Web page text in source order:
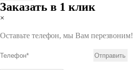
Заказать в 1 клик
×
Оставьте телефон, мы Вам перезвоним!